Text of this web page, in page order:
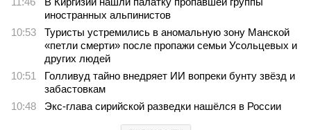
Киев перешёл к террору гражданских, пора давать
адекватный ответ